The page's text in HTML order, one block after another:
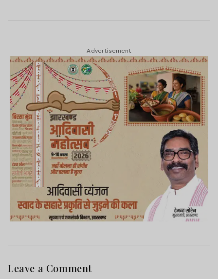
Advertisement
Leave a Comment